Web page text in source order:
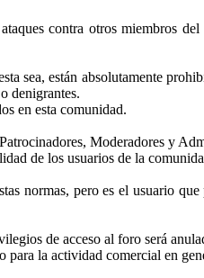
contra otros miembros
sea, están absolutamente
denigrantes.
en esta comunidad.
Moderadores y
de los usuarios de la
normas, pero es el usuario
de acceso al foro será
para la actividad comercial en